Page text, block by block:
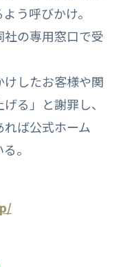
う呼びかけ。
の専用窓口で受
したお客様や関
る」と謝罪し、
ば公式ホーム
。